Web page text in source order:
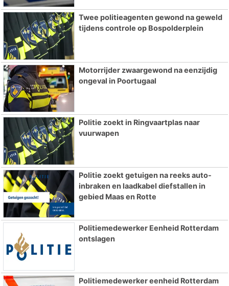
Twee politieagenten gewond na geweld
tijdens controle op Bospolderplein
Motorrijder zwaargewond na eenzijdig
ongeval in Poortugaal
Politie zoekt in Ringvaartplas naar
vuurwapen
Politie zoekt getuigen na reeks auto-
inbraken en laadkabel diefstallen in
gebied Maas en Rotte
Politiemedewerker Eenheid Rotterdam
ontslagen
Politiemedewerker eenheid Rotterdam